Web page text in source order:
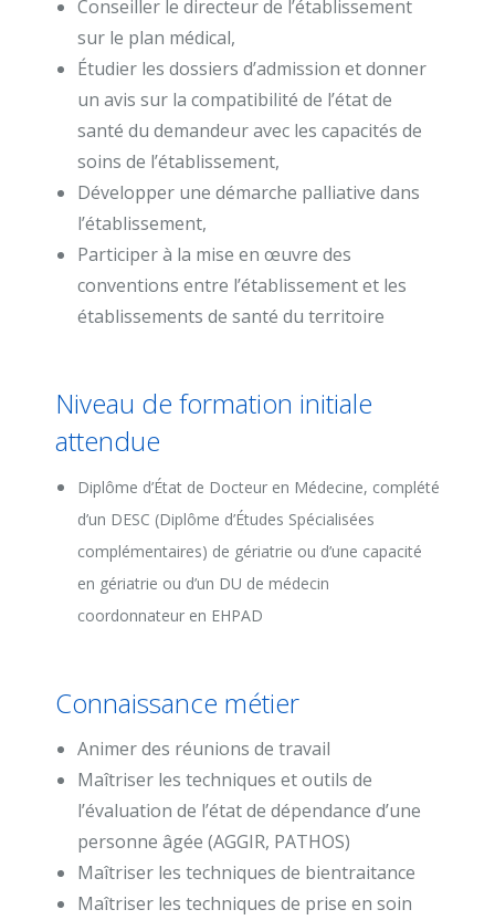
Conseiller le directeur de l’établissement
sur le plan médical,
Étudier les dossiers d’admission et donner
un avis sur la compatibilité de l’état de
santé du demandeur avec les capacités de
soins de l’établissement,
Développer une démarche palliative dans
l’établissement,
Participer à la mise en œuvre des
conventions entre l’établissement et les
établissements de santé du territoire
Niveau de formation initiale
attendue
Diplôme d’État de Docteur en Médecine, complété
d’un DESC (Diplôme d’Études Spécialisées
complémentaires) de gériatrie ou d’une capacité
en gériatrie ou d’un DU de médecin
coordonnateur en EHPAD
Connaissance métier
Animer des réunions de travail
Maîtriser les techniques et outils de
l’évaluation de l’état de dépendance d’une
personne âgée (AGGIR, PATHOS)
Maîtriser les techniques de bientraitance
Maîtriser les techniques de prise en soin